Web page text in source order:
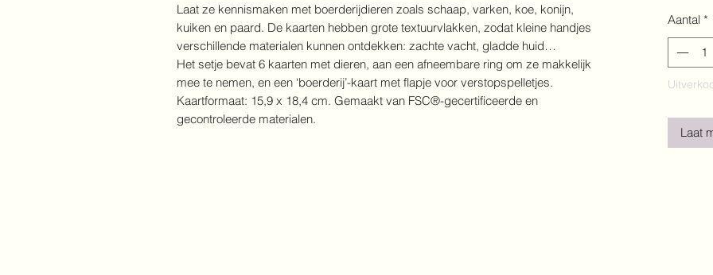
Laat ze kennismaken met boerderijdieren zoals schaap, varken, koe, konijn,
kuiken en paard. De kaarten hebben grote textuurvlakken, zodat kleine handjes
verschillende materialen kunnen ontdekken: zachte vacht, gladde huid…
Het setje bevat 6 kaarten met dieren, aan een afneembare ring om ze makkelijk
mee te nemen, en een ‘boerderij’-kaart met flapje voor verstopspelletjes.
Kaartformaat: 15,9 x 18,4 cm. Gemaakt van FSC®-gecertificeerde en
gecontroleerde materialen.
Aantal *
Laat